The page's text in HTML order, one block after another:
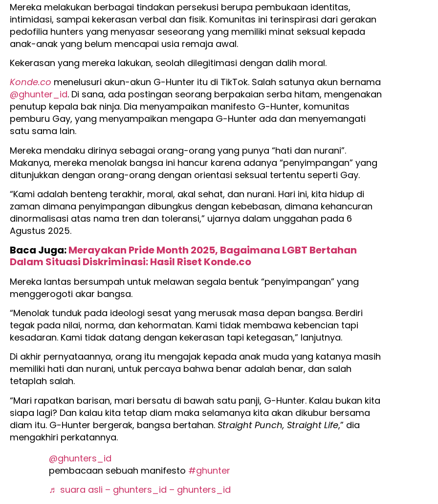
Mereka melakukan berbagai tindakan persekusi berupa pembukaan identitas,
intimidasi, sampai kekerasan verbal dan fisik. Komunitas ini terinspirasi dari gerakan
pedofilia hunters yang menyasar seseorang yang memiliki minat seksual kepada
anak-anak yang belum mencapai usia remaja awal.
Kekerasan yang mereka lakukan, seolah dilegitimasi dengan dalih moral.
Konde.co menelusuri akun-akun G-Hunter itu di TikTok. Salah satunya akun bernama
@ghunter_id. Di sana, ada postingan seorang berpakaian serba hitam, mengenakan
penutup kepala bak ninja. Dia menyampaikan manifesto G-Hunter, komunitas
pemburu Gay, yang menyampaikan mengapa G-Hunter ada dan menyemangati
satu sama lain.
Mereka mendaku dirinya sebagai orang-orang yang punya “hati dan nurani”.
Makanya, mereka menolak bangsa ini hancur karena adanya “penyimpangan” yang
ditunjukkan dengan orang-orang dengan orientasi seksual tertentu seperti Gay.
“Kami adalah benteng terakhir, moral, akal sehat, dan nurani. Hari ini, kita hidup di
zaman dimana penyimpangan dibungkus dengan kebebasan, dimana kehancuran
dinormalisasi atas nama tren dan toleransi,” ujarnya dalam unggahan pada 6
Agustus 2025.
Baca Juga:Merayakan Pride Month 2025, Bagaimana LGBT Bertahan
Dalam Situasi Diskriminasi: Hasil Riset Konde.co
Mereka lantas bersumpah untuk melawan segala bentuk “penyimpangan” yang
menggerogoti akar bangsa.
“Menolak tunduk pada ideologi sesat yang merusak masa depan bangsa. Berdiri
tegak pada nilai, norma, dan kehormatan. Kami tidak membawa kebencian tapi
kesadaran. Kami tidak datang dengan kekerasan tapi ketegasan,” lanjutnya.
Di akhir pernyataannya, orang itu mengajak kepada anak muda yang katanya masih
memiliki hati dan nurani, untuk percaya bahwa benar adalah benar, dan salah
tetaplah salah.
“Mari rapatkan barisan, mari bersatu di bawah satu panji, G-Hunter. Kalau bukan kita
siapa lagi? Dan kalau kita tetap diam maka selamanya kita akan dikubur bersama
diam itu. G-Hunter bergerak, bangsa bertahan. Straight Punch, Straight Life,” dia
mengakhiri perkatannya.
@ghunters_id
pembacaan sebuah manifesto #ghunter
♬ suara asli – ghunters_id – ghunters_id